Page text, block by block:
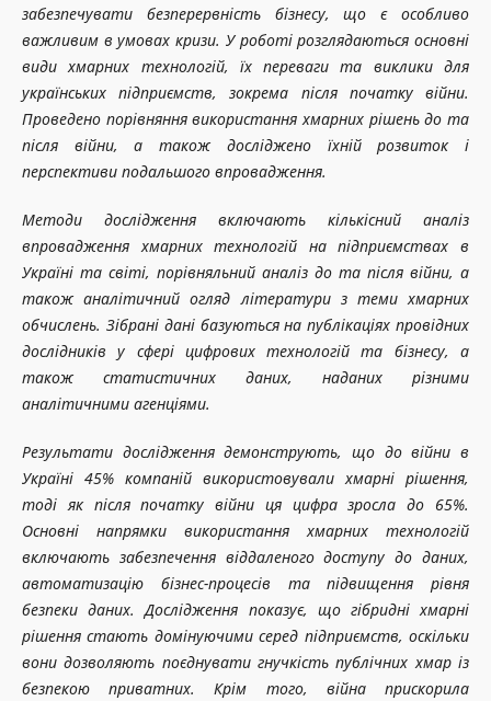
забезпечувати безперервність бізнесу, що є особливо
важливим в умовах кризи. У роботі розглядаються основні
види хмарних технологій, їх переваги та виклики для
українських підприємств, зокрема після початку війни.
Проведено порівняння використання хмарних рішень до та
після війни, а також досліджено їхній розвиток і
перспективи подальшого впровадження.
Методи дослідження включають кількісний аналіз
впровадження хмарних технологій на підприємствах в
Україні та світі, порівняльний аналіз до та після війни, а
також аналітичний огляд літератури з теми хмарних
обчислень. Зібрані дані базуються на публікаціях провідних
дослідників у сфері цифрових технологій та бізнесу, а
також статистичних даних, наданих різними
аналітичними агенціями.
Результати дослідження демонструють, що до війни в
Україні 45% компаній використовували хмарні рішення,
тоді як після початку війни ця цифра зросла до 65%.
Основні напрямки використання хмарних технологій
включають забезпечення віддаленого доступу до даних,
автоматизацію бізнес-процесів та підвищення рівня
безпеки даних. Дослідження показує, що гібридні хмарні
рішення стають домінуючими серед підприємств, оскільки
вони дозволяють поєднувати гнучкість публічних хмар із
безпекою приватних. Крім того, війна прискорила